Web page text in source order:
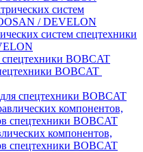
систем спецтехники
BOBCAT
спецтехники BOBCAT
компонентов,
спецтехники BOBCAT